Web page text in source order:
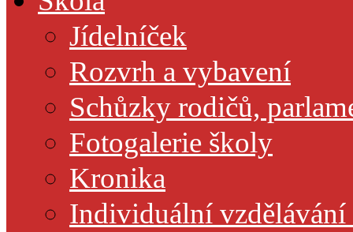
Jídelníček
Rozvrh a vybavení
Schůzky rodičů,
Fotogalerie školy
Kronika
Individuální vzdělávání